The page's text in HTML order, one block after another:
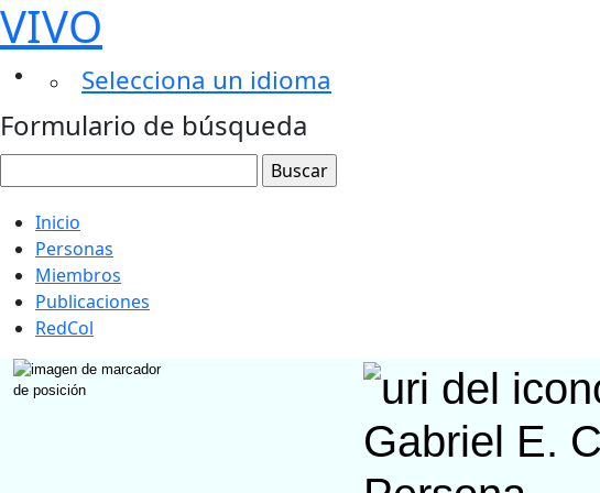
VIVO
Selecciona un idioma
Formulario de búsqueda
Inicio
Personas
Miembros
Publicaciones
RedCol
Gabriel E.